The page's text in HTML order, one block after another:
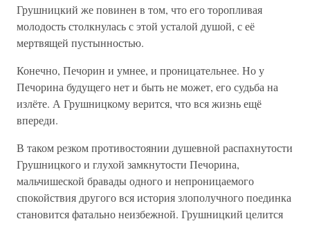
Грушницкий же повинен в том, что его торопливая
молодость столкнулась с этой усталой душой, с её
мертвящей пустынностью.
Конечно, Печорин и умнее, и проницательнее. Но у
Печорина будущего нет и быть не может, его судьба на
излёте. А Грушницкому верится, что вся жизнь ещё
впереди.
В таком резком противостоянии душевной распахнутости
Грушницкого и глухой замкнутости Печорина,
мальчишеской бравады одного и непроницаемого
спокойствия другого вся история злополучного поединка
становится фатально неизбежной. Грушницкий целится